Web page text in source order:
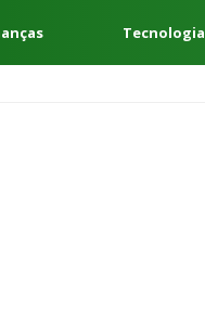
Tecnologia